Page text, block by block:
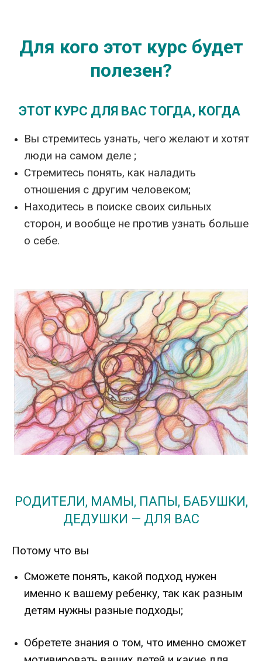
Для кого этот курс будет
полезен?
ЭТОТ КУРС ДЛЯ ВАС ТОГДА, КОГДА.
Вы стремитесь узнать, чего желают и хотят
люди на самом деле ;
Стремитесь понять, как наладить
отношения с другим человеком;
Находитесь в поиске своих сильных
сторон, и вообще не против узнать больше
о себе.
РОДИТЕЛИ, МАМЫ, ПАПЫ, БАБУШКИ,
ДЕДУШКИ — ДЛЯ ВАС
Потому что вы
Сможете понять, какой подход нужен
именно к вашему ребенку, так как разным
детям нужны разные подходы;
Обретете знания о том, что именно сможет